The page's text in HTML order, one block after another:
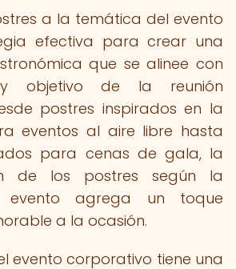
a la temática del evento
efectiva para crear una
que se alinee con
objetivo de la reunión
postres inspirados en la
eventos al aire libre hasta
para cenas de gala, la
de los postres según la
evento agrega un toque
a la ocasión.
evento corporativo tiene una